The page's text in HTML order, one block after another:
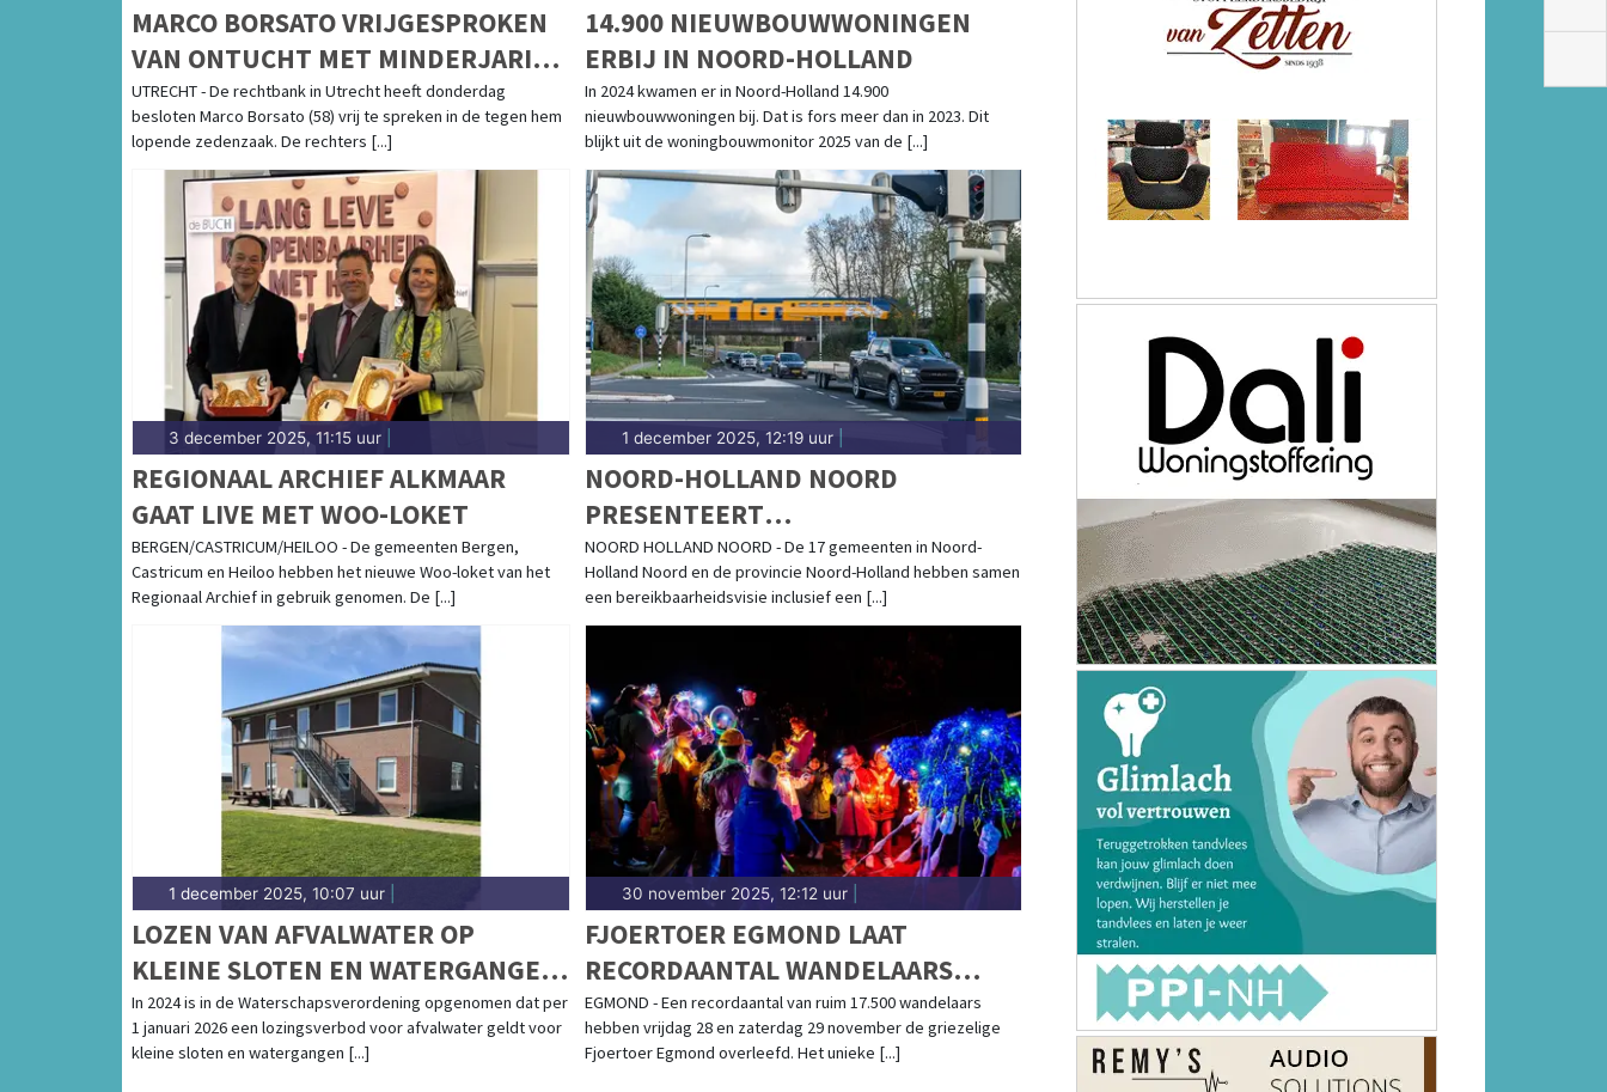
MARCO BORSATO VRIJGESPROKEN
VAN ONTUCHT MET MINDERJARIG
MEISJE
UTRECHT - De rechtbank in Utrecht heeft donderdag
besloten Marco Borsato (58) vrij te spreken in de tegen hem
lopende zedenzaak. De rechters [...]
14.900 NIEUWBOUWWONINGEN
ERBIJ IN NOORD-HOLLAND
In 2024 kwamen er in Noord-Holland 14.900
nieuwbouwwoningen bij. Dat is fors meer dan in 2023. Dit
blijkt uit de woningbouwmonitor 2025 van de [...]
3 december 2025, 11:15 uur
REGIONAAL ARCHIEF ALKMAAR
GAAT LIVE MET WOO-LOKET
BERGEN/CASTRICUM/HEILOO - De gemeenten Bergen,
Castricum en Heiloo hebben het nieuwe Woo-loket van het
Regionaal Archief in gebruik genomen. De [...]
1 december 2025, 12:19 uur|
NOORD-HOLLAND NOORD
PRESENTEERT
BEREIKBAARHEIDSVISIE
NOORD HOLLAND NOORD - De 17 gemeenten in Noord-
Holland Noord en de provincie Noord-Holland hebben samen
een bereikbaarheidsvisie inclusief een [...]
1 december 2025, 10:07 uur
LOZEN VAN AFVALWATER OP
KLEINE SLOTEN EN WATERGANGEN
PER 1 JANUARI 2026 VERBODEN
In 2024 is in de Waterschapsverordening opgenomen dat per
1 januari 2026 een lozingsverbod voor afvalwater geldt voor
kleine sloten en watergangen [...]
30 november 2025, 12:12 uur|
FJOERTOER EGMOND LAAT
RECORDAANTAL WANDELAARS
GRIEZELEN MET SPECTACULAIRE
LICHTACTS
EGMOND - Een recordaantal van ruim 17.500 wandelaars
hebben vrijdag 28 en zaterdag 29 november de griezelige
Fjoertoer Egmond overleefd. Het unieke [...]